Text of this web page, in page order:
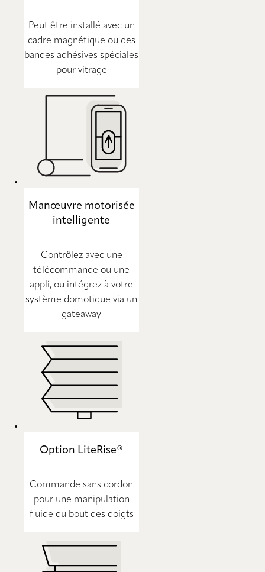
Peut être installé avec un
cadre magnétique ou des
bandes adhésives spéciales
pour vitrage
Manœuvre motorisée
intelligente
Contrôlez avec une
télécommande ou une
appli, ou intégrez à votre
système domotique via un
gateaway
Option LiteRise®
Commande sans cordon
pour une manipulation
fluide du bout des doigts